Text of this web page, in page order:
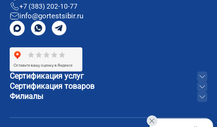
Сертификация услуг
Сертификация товаров
Филиалы
+7 (383) 202-10-77
info@gortestsibir.ru